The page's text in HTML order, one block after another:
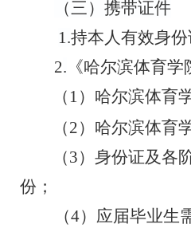
（三）携带证件
1.持本人有效身
2. 《哈尔滨体育
（ 1 ） 哈尔滨体育
（2） 哈尔滨体育
（3）身份证及各
份；
（4）应届毕业生